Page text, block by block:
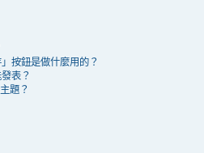
按鈕是做什麼用的？
表？
題？